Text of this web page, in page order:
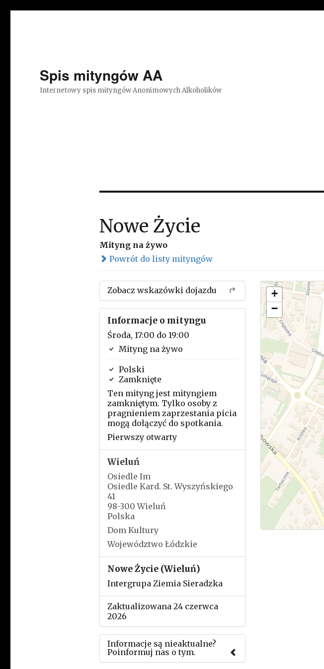
Spis mityngów AA
Internetowy spis mityngów Anonimowych Alkoholików
Nowe Życie
Mityng na żywo
Powrót do listy mityngów
Zobacz wskazówki dojazdu
Informacje o mityngu
Środa, 17:00 do 19:00
Mityng na żywo
Polski
Zamknięte
Ten mityng jest mityngiem
zamkniętym. Tylko osoby z
pragnieniem zaprzestania picia
mogą dołączyć do spotkania.
Pierwszy otwarty
Wieluń
Osiedle Im
Osiedle Kard. St. Wyszyńskiego
41
98-300 Wieluń
Polska
Dom Kultury
Województwo Łódzkie
Nowe Życie (Wieluń)
Intergrupa Ziemia Sieradzka
Zaktualizowana 24 czerwca
2026
Informacje są nieaktualne?
Poinformuj nas o tym.
+
−